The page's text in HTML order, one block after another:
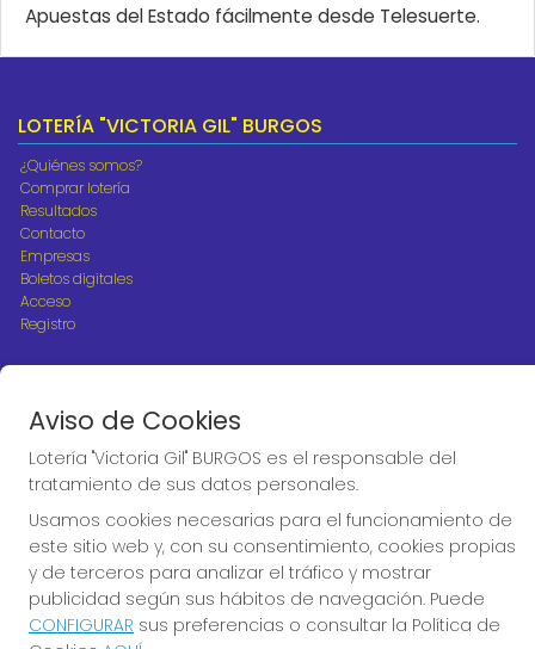
Apuestas del Estado fácilmente desde Telesuerte.
LOTERÍA "VICTORIA GIL" BURGOS
¿Quiénes somos?
Comprar lotería
Resultados
Contacto
Empresas
Boletos digitales
Acceso
Registro
CONTACTO
ADMINISTRACION DE LOTERIAS Nº10 BURGOS - Receptor
Oficial 18775
947487318
Clica aquí para contactar por WhatsApp
668647944
loteria@victoriagil.com
Aviso de Cookies
Lotería "Victoria Gil" BURGOS es el responsable del
tratamiento de sus datos personales.
Usamos cookies necesarias para el funcionamiento de
este sitio web y, con su consentimiento, cookies propias
y de terceros para analizar el tráfico y mostrar
publicidad según sus hábitos de navegación. Puede
CONFIGURAR sus preferencias o consultar la Política de